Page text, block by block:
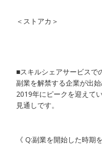
＜ストアカ＞
■スキルシェアサービスで
副業を解禁する企業が出
2019年にピークを迎えて
見通しです。
《 Q:副業を開始した時期